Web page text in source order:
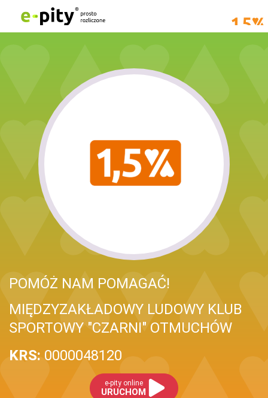
POMÓŻ NAM POMAGAĆ!
MIĘDZYZAKŁADOWY LUDOWY KLUB
SPORTOWY "CZARNI" OTMUCHÓW
KRS: 0000048120
e-pity online
URUCHOM